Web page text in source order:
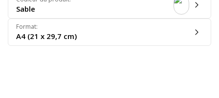
Sable
Format:
A4 (21 x 29,7 cm)